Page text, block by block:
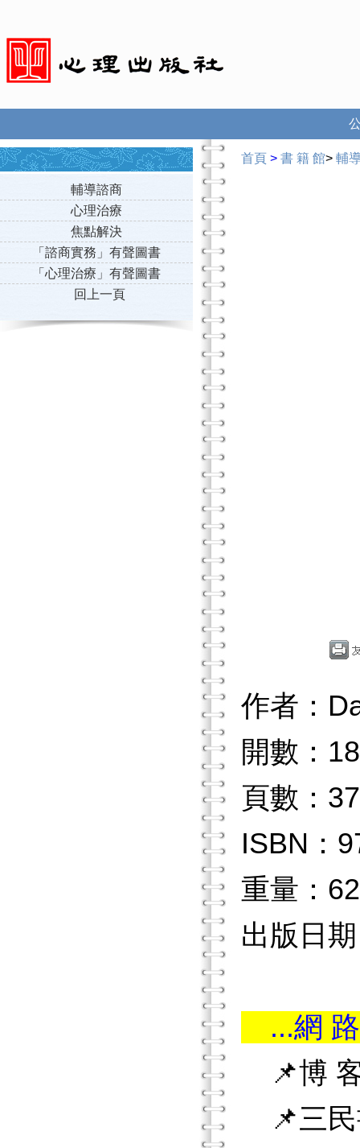
輔導諮商
心理治療
焦點解決
「諮商實務」有聲圖書
「心理治療」有聲圖書
回上一頁
首頁 > 書 籍 館> 輔
作者：
開數：18
頁數：
ISBN：
重量：
出版日
...網
📌博
📌三民